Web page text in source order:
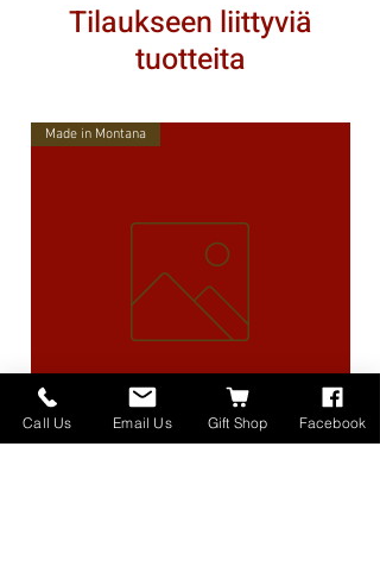
Tilaukseen liittyviä
tuotteita
Made in Montana
Call Us Email Us Gift Shop Facebook